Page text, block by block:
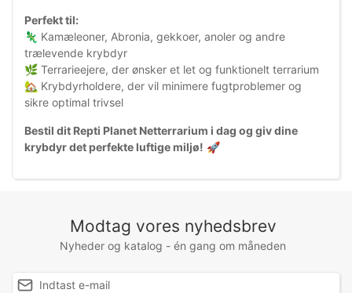
Perfekt til:
🦎 Kamæleoner, Abronia, gekkoer, anoler og andre
trælevende krybdyr
🌿 Terrarieejere, der ønsker et let og funktionelt terrarium
🏡 Krybdyrholdere, der vil minimere fugtproblemer og
sikre optimal trivsel
Bestil dit Repti Planet Netterrarium i dag og giv dine
krybdyr det perfekte luftige miljø! 🚀
Modtag vores nyhedsbrev
Nyheder og katalog - én gang om måneden